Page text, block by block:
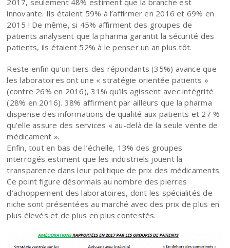
innovante. Ils étaient 59% à l’affirmer en 2016 et 69% en
2015 ! De même, si 45% affirment des groupes de
patients analysent que la pharma garantit la sécurité des
patients, ils étaient 52% à le penser un an plus tôt.
Reste enfin qu’un tiers des répondants (35%) avance que
les laboratoires ont une « stratégie orientée patients »
(contre 26% en 2016), 31% qu’ils agissent avec intégrité
(28% en 2016). 38% affirment par ailleurs que la pharma
dispense des informations de qualité aux patients et 27 %
qu’elle assure des services « au-delà de la seule vente de
médicament ».
Enfin, tout en bas de l’échelle, 13% des groupes
interrogés estiment que les industriels jouent la
transparence dans leur politique de prix des médicaments.
Ce point figure désormais au nombre des pierres
d’achoppement des laboratoires, dont les spécialités de
niche sont présentées au marché avec des prix de plus en
plus élevés et de plus en plus contestés.